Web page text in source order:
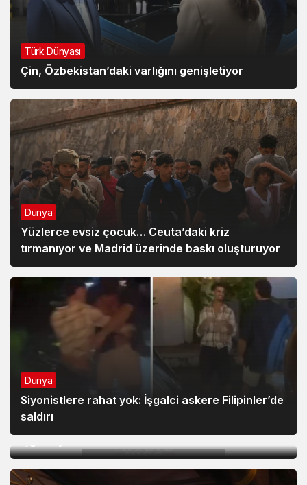
Türk Dünyası
Çin, Özbekistan’daki varlığını genişletiyor
Dünya
Yüzlerce evsiz çocuk… Ceuta’daki kriz
tırmanıyor ve Madrid üzerinde baskı oluşturuyor
Dünya
Siyonistlere rahat yok: İşgalci askere Filipinler’de
saldırı
Dünya
Lübnan’ın güneyinde iki işgalci geberdi, yedi